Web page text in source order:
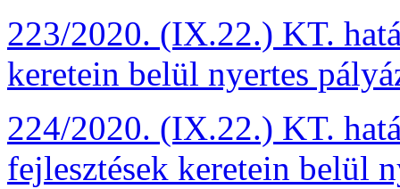
223/2020. (IX.22.) KT.
keretein belül nyertes
224/2020. (IX.22.) KT.
fejlesztések keretein belül